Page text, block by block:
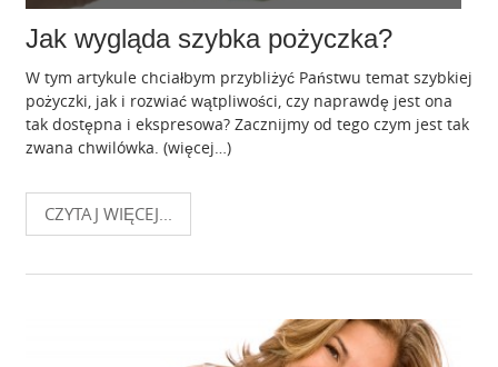
Jak wygląda szybka pożyczka?
W tym artykule chciałbym przybliżyć Państwu temat szybkiej
pożyczki, jak i rozwiać wątpliwości, czy naprawdę jest ona
tak dostępna i ekspresowa? Zacznijmy od tego czym jest tak
zwana chwilówka. (więcej…)
CZYTAJ WIĘCEJ...